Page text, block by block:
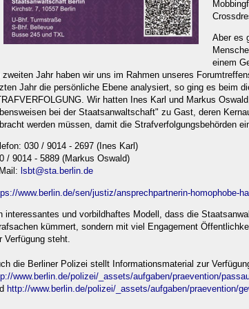
Aber es
einem
zweiten Jahr haben wir uns im Rahmen unseres
Jahr die persönliche Ebene analysiert, so ging es beim
Wir hatten Ines Karl und Markus
bei der Staatsanwaltschaft" zu Gast, deren
werden müssen, damit die Strafverfolgungsbehörden
030 / 9014 - 2697 (Ines Karl)
/ 9014 - 5889 (Markus Oswald)
lsbt@sta.berlin.de
www.berlin.de/sen/justiz/ansprechpartnerin-homophobe-
interessantes und vorbildhaftes Modell, dass die
kümmert, sondern mit viel Engagement
Verfügung steht.
die Berliner Polizei stellt Informationsmaterial zur
www.berlin.de/polizei/_assets/aufgaben/praevention/
http://www.berlin.de/polizei/_assets/aufgaben/praevention/